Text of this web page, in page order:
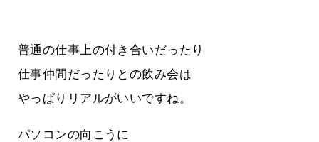
普通の仕事上の付き合いだったり
仕事仲間だったりとの飲み会は
やっぱりリアルがいいですね。
パソコンの向こうに